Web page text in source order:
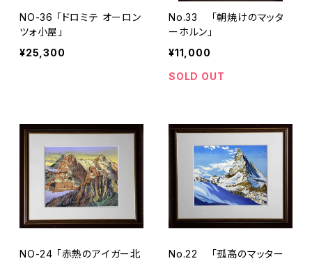
NO-36 「ドロミテ オーロン
ツォ小屋」
¥25,300
No.33 「朝焼けのマッタ
ーホルン」
¥11,000
SOLD OUT
NO-24 「赤熱のアイガー北
No.22 「孤高のマッター